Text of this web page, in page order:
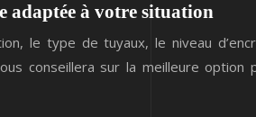
adaptée à votre situation
le type de tuyaux, le niveau
conseillera sur la meilleure